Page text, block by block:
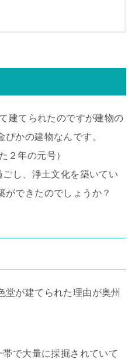
建てられたのですが建物の
かの建物なんです。
２年の元号）
し、浄土文化を築いてい
ができたのでしょうか？
堂が建てられた理由が奥州
で大量に採掘されていて